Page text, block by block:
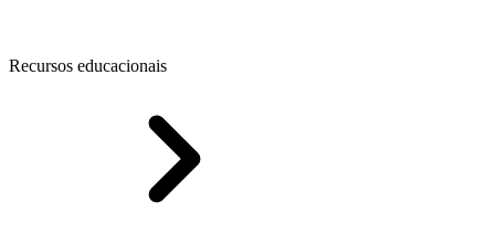
Recursos educacionais